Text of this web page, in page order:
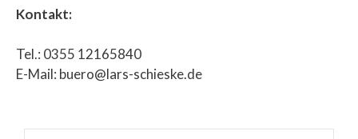
Kontakt:
Tel.: 0355 12165840
E-Mail: buero@lars-schieske.de